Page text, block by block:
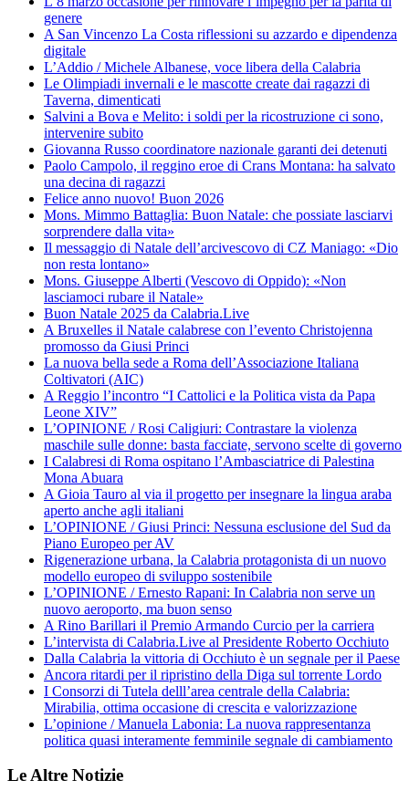
genere
A San Vincenzo La Costa riflessioni su azzardo e dipendenza
digitale
L’Addio / Michele Albanese, voce libera della Calabria
Le Olimpiadi invernali e le mascotte create dai ragazzi di
Taverna, dimenticati
Salvini a Bova e Melito: i soldi per la ricostruzione ci sono,
intervenire subito
Giovanna Russo coordinatore nazionale garanti dei detenuti
Paolo Campolo, il reggino eroe di Crans Montana: ha salvato
una decina di ragazzi
Felice anno nuovo! Buon 2026
Mons. Mimmo Battaglia: Buon Natale: che possiate lasciarvi
sorprendere dalla vita»
Il messaggio di Natale dell’arcivescovo di CZ Maniago: «Dio
non resta lontano»
Mons. Giuseppe Alberti (Vescovo di Oppido): «Non
lasciamoci rubare il Natale»
Buon Natale 2025 da Calabria.Live
A Bruxelles il Natale calabrese con l’evento Christojenna
promosso da Giusi Princi
La nuova bella sede a Roma dell’Associazione Italiana
Coltivatori (AIC)
A Reggio l’incontro “I Cattolici e la Politica vista da Papa
Leone XIV”
L’OPINIONE / Rosi Caligiuri: Contrastare la violenza
maschile sulle donne: basta facciate, servono scelte di governo
I Calabresi di Roma ospitano l’Ambasciatrice di Palestina
Mona Abuara
A Gioia Tauro al via il progetto per insegnare la lingua araba
aperto anche agli italiani
L’OPINIONE / Giusi Princi: Nessuna esclusione del Sud da
Piano Europeo per AV
Rigenerazione urbana, la Calabria protagonista di un nuovo
modello europeo di sviluppo sostenibile
L’OPINIONE / Ernesto Rapani: In Calabria non serve un
nuovo aeroporto, ma buon senso
A Rino Barillari il Premio Armando Curcio per la carriera
L’intervista di Calabria.Live al Presidente Roberto Occhiuto
Dalla Calabria la vittoria di Occhiuto è un segnale per il Paese
Ancora ritardi per il ripristino della Diga sul torrente Lordo
I Consorzi di Tutela delll’area centrale della Calabria:
Mirabilia, ottima occasione di crescita e valorizzazione
L’opinione / Manuela Labonia: La nuova rappresentanza
politica quasi interamente femminile segnale di cambiamento
Le Altre Notizie